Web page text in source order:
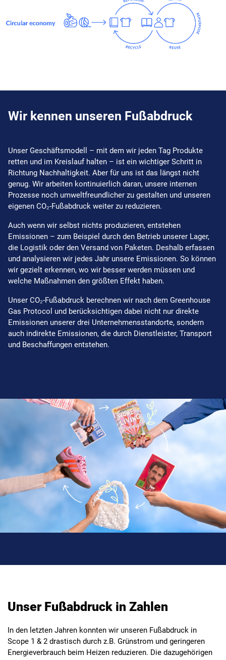
Wir kennen unseren Fußabdruck
Unser Geschäftsmodell – mit dem wir jeden Tag Produkte
retten und im Kreislauf halten – ist ein wichtiger Schritt in
Richtung Nachhaltigkeit. Aber für uns ist das längst nicht
genug. Wir arbeiten kontinuierlich daran, unsere internen
Prozesse noch umweltfreundlicher zu gestalten und unseren
eigenen CO₂-Fußabdruck weiter zu reduzieren.
Auch wenn wir selbst nichts produzieren, entstehen
Emissionen – zum Beispiel durch den Betrieb unserer Lager,
die Logistik oder den Versand von Paketen. Deshalb erfassen
und analysieren wir jedes Jahr unsere Emissionen. So können
wir gezielt erkennen, wo wir besser werden müssen und
welche Maßnahmen den größten Effekt haben.
Unser CO₂-Fußabdruck berechnen wir nach dem Greenhouse
Gas Protocol und berücksichtigen dabei nicht nur direkte
Emissionen unserer drei Unternehmensstandorte, sondern
auch indirekte Emissionen, die durch Dienstleister, Transport
und Beschaffungen entstehen.
Unser Fußabdruck in Zahlen
In den letzten Jahren konnten wir unseren Fußabdruck in
Scope 1 & 2 drastisch durch z.B. Grünstrom und geringeren
Energieverbrauch beim Heizen reduzieren. Die dazugehörigen